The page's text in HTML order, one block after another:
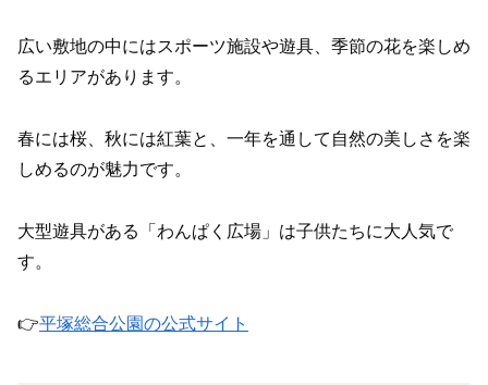
広い敷地の中にはスポーツ施設や遊具、季節の花を楽しめ
るエリアがあります。
春には桜、秋には紅葉と、一年を通して自然の美しさを楽
しめるのが魅力です。
大型遊具がある「わんぱく広場」は子供たちに大人気で
す。
👉平塚総合公園の公式サイト